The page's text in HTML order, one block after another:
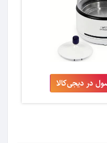
در دیجی‌کالا